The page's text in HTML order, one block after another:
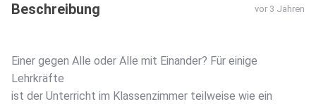
Beschreibung vor 3 Jahren
Einer gegen Alle oder Alle mit Einander? Für einige
Lehrkräfte
ist der Unterricht im Klassenzimmer teilweise wie ein